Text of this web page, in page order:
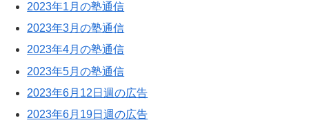
2023年1月の塾通信
2023年3月の塾通信
2023年4月の塾通信
2023年5月の塾通信
2023年6月12日週の広告
2023年6月19日週の広告